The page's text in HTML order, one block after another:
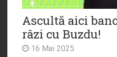
Ascultă aici
râzi cu Buzdu!
16 Mai 2025